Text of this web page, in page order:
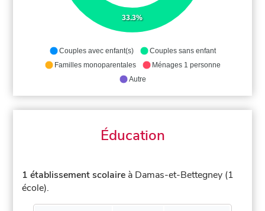
33.3%
Couples avec enfant(s)
Couples sans enfant
Familles monoparentales
Ménages 1 personne
Autre
Éducation
1 établissement scolaire à Damas-et-Bettegney (1
école).